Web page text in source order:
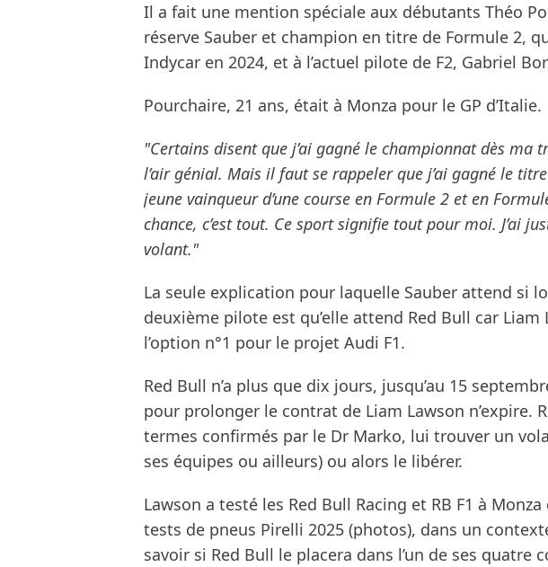
Il a fait une mention spéciale aux débutants Théo
réserve Sauber et champion en titre de Formule 2,
Indycar en 2024, et à l’actuel pilote de F2, Gabriel
Pourchaire, 21 ans, était à Monza pour le GP d’Italie.
"Certains disent que j’ai gagné le championnat dès ma
l’air génial. Mais il faut se rappeler que j’ai gagné le
jeune vainqueur d’une course en Formule 2 et en
chance, c’est tout. Ce sport signifie tout pour moi. J’ai
volant."
La seule explication pour laquelle Sauber attend si
deuxième pilote est qu’elle attend Red Bull car
l’option n°1 pour le projet Audi F1.
Red Bull n’a plus que dix jours, jusqu’au 15
pour prolonger le contrat de Liam Lawson n’expire.
termes confirmés par le Dr Marko, lui trouver un
ses équipes ou ailleurs) ou alors le libérer.
Lawson a testé les Red Bull Racing et RB F1 à
tests de pneus Pirelli 2025 (photos), dans un
savoir si Red Bull le placera dans l’un de ses quatre